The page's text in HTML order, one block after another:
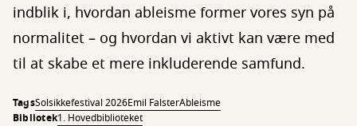
indblik i, hvordan ableisme former vores syn på
normalitet – og hvordan vi aktivt kan være med
til at skabe et mere inkluderende samfund.
TagsSolsikkefestival 2026Emil FalsterAbleisme
Bibliotek1. Hovedbiblioteket